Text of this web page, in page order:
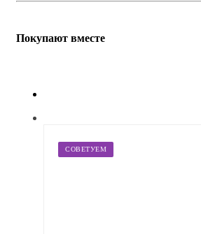
Покупают вместе
СОВЕТУЕМ